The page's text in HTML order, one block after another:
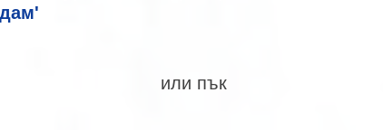
или пък